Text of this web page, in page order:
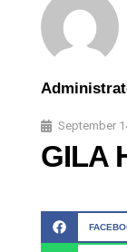
September
GILA